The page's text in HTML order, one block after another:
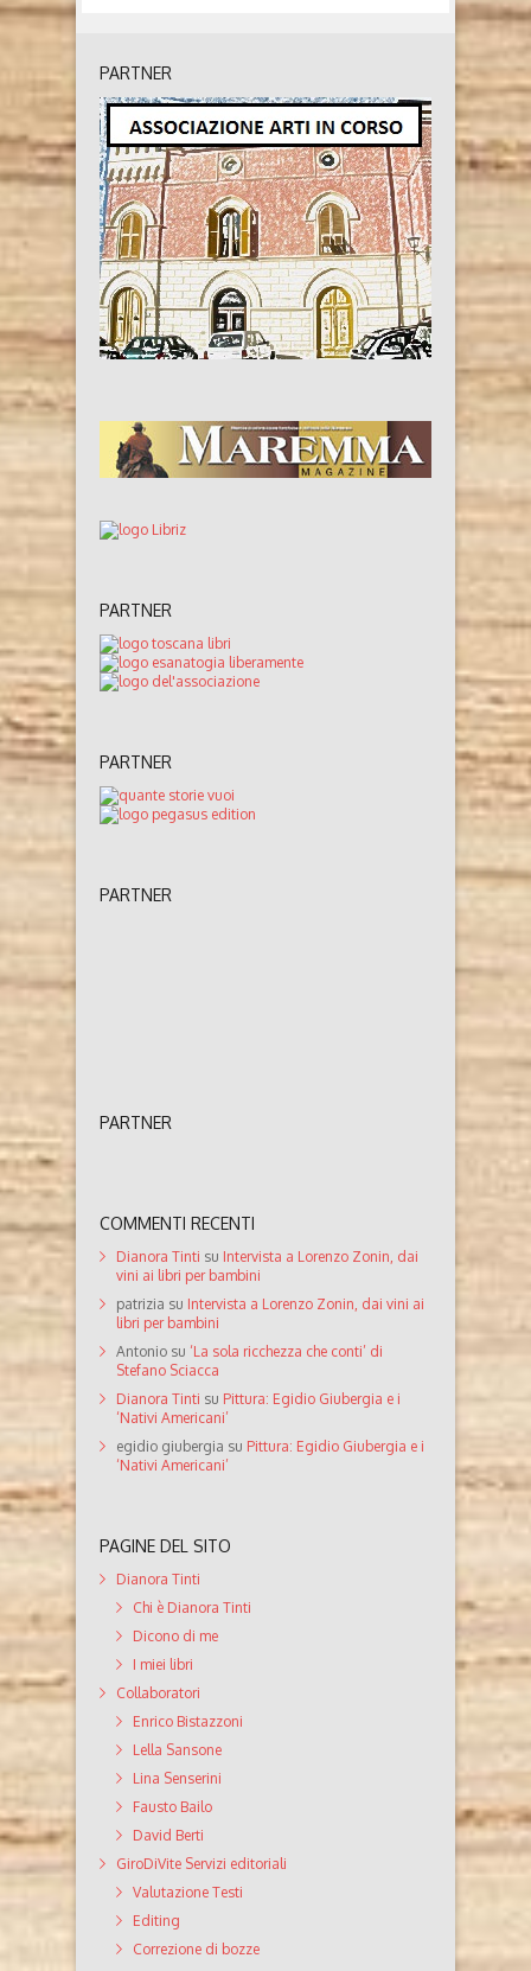
PARTNER
PARTNER
PARTNER
PARTNER
PARTNER
COMMENTI RECENTI
Dianora Tinti su Intervista a Lorenzo Zonin, dai
vini ai libri per bambini
patrizia su Intervista a Lorenzo Zonin, dai vini ai
libri per bambini
Antonio su ‘La sola ricchezza che conti’ di
Stefano Sciacca
Dianora Tinti su Pittura: Egidio Giubergia e i
‘Nativi Americani’
egidio giubergia su Pittura: Egidio Giubergia e i
‘Nativi Americani’
PAGINE DEL SITO
Dianora Tinti
Chi è Dianora Tinti
Dicono di me
I miei libri
Collaboratori
Enrico Bistazzoni
Lella Sansone
Lina Senserini
Fausto Bailo
David Berti
GiroDiVite Servizi editoriali
Valutazione Testi
Editing
Correzione di bozze